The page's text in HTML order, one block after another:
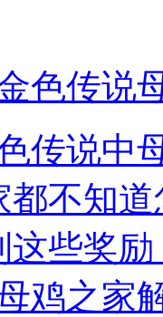
色传说
传说中
都不知
这些奖
鸡之家